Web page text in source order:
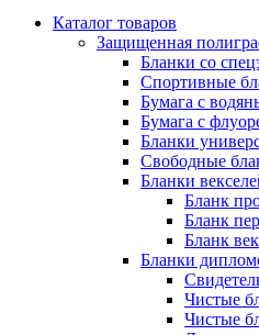
Каталог товаров
Защищенная
Бланки со
Спортивные
Бумага с
Бумага с
Бланки
Свободные
Бланки
Бланк
Бланк
Бланк
Бланки
Чистые
Чистые